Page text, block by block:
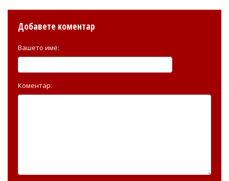
Добавете коментар
Вашето име:
Коментар: